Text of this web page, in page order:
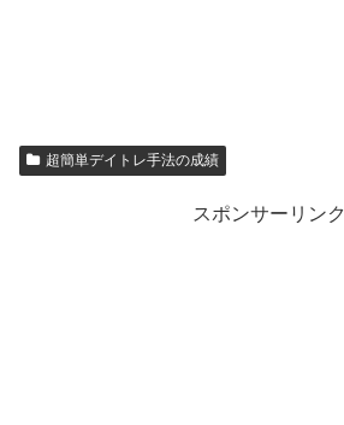
超簡単デイトレ手法の成績
スポンサーリンク